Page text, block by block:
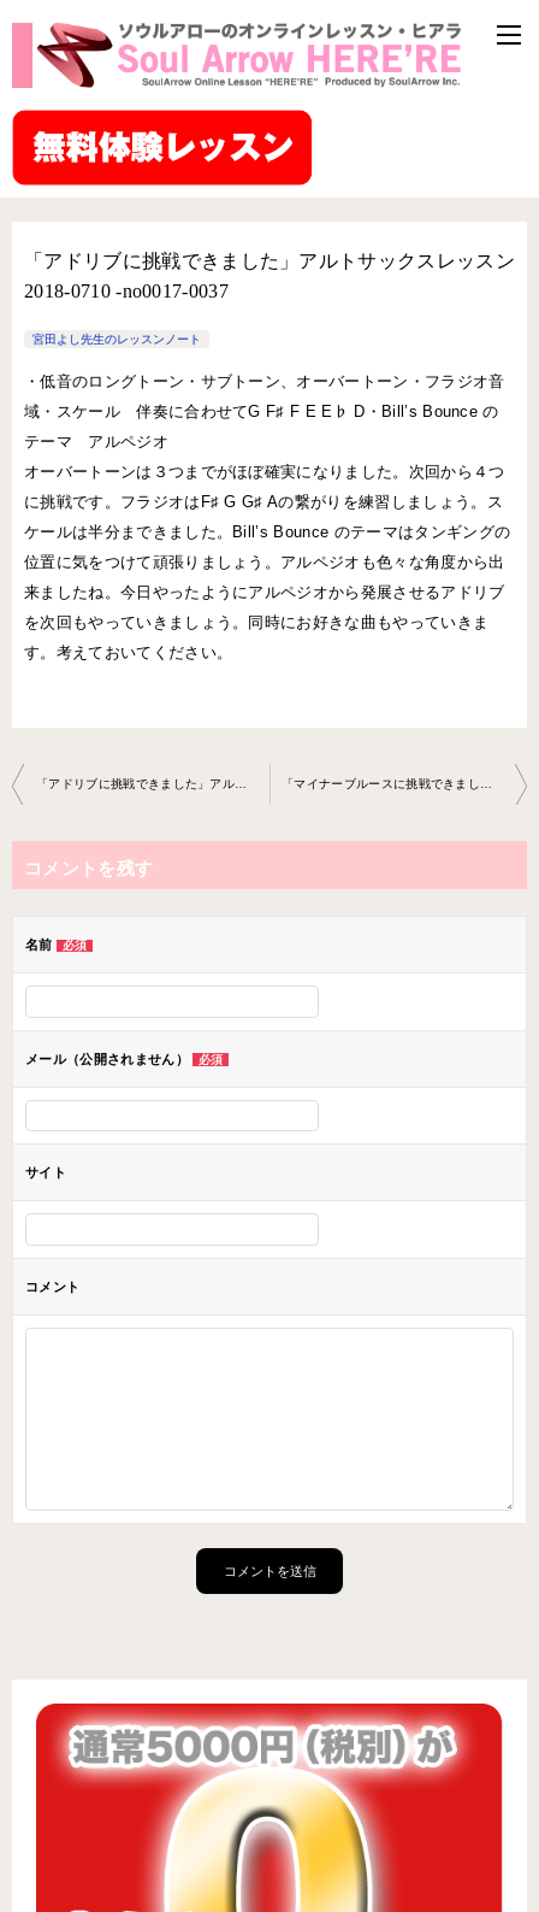
「アドリブに挑戦できました」アルトサックスレッスン
2018-0710 -no0017-0037
宮田よし先生のレッスンノート
・低音のロングトーン・サブトーン、オーバートーン・フラジオ音
域・スケール 伴奏に合わせてG F♯ F E E♭ D・Bill’s Bounce の
テーマ アルペジオ
オーバートーンは３つまでがほぼ確実になりました。次回から４つ
に挑戦です。フラジオはF♯ G G♯ Aの繋がりを練習しましょう。ス
ケールは半分まできました。Bill’s Bounce のテーマはタンギングの
位置に気をつけて頑張りましょう。アルペジオも色々な角度から出
来ましたね。今日やったようにアルペジオから発展させるアドリブ
を次回もやっていきましょう。同時にお好きな曲もやっていきま
す。考えておいてください。
投
稿
ナ
ビ
ョ
ン
「アドリブに挑戦できました」アルトサックスレッスン2018-0710 -no0017-0037 「マイナーブルースに挑戦できました」アルトサックスレッスン20 18-0724-no0017-0037
コメントを残す
名前 必須
メール（公開されません） 必須
サイト
コメント